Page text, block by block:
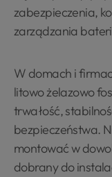
zabezpieczenia,
zarządzania
W domach i
litowo żelazowo
trwałość,
bezpieczeństwa.
montować w
dobrany do